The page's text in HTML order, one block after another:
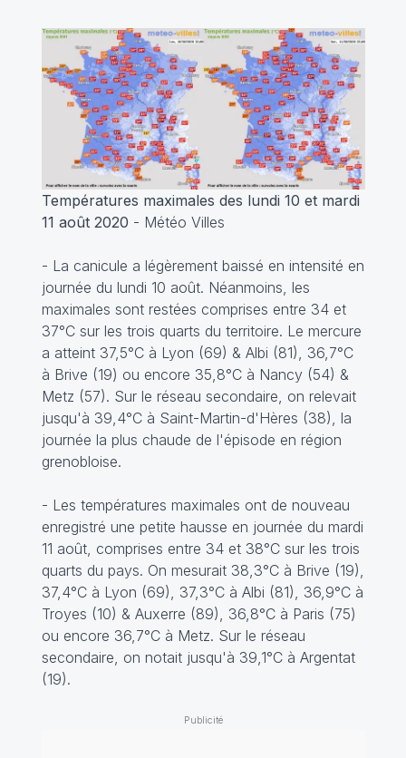
Températures maximales des lundi 10 et mardi
11 août 2020 - Météo Villes
- La canicule a légèrement baissé en intensité en
journée du lundi 10 août. Néanmoins, les
maximales sont restées comprises entre 34 et
37°C sur les trois quarts du territoire. Le mercure
a atteint 37,5°C à Lyon (69) & Albi (81), 36,7°C
à Brive (19) ou encore 35,8°C à Nancy (54) &
Metz (57). Sur le réseau secondaire, on relevait
jusqu'à 39,4°C à Saint-Martin-d'Hères (38), la
journée la plus chaude de l'épisode en région
grenobloise.
- Les températures maximales ont de nouveau
enregistré une petite hausse en journée du mardi
11 août, comprises entre 34 et 38°C sur les trois
quarts du pays. On mesurait 38,3°C à Brive (19),
37,4°C à Lyon (69), 37,3°C à Albi (81), 36,9°C à
Troyes (10) & Auxerre (89), 36,8°C à Paris (75)
ou encore 36,7°C à Metz. Sur le réseau
secondaire, on notait jusqu'à 39,1°C à Argentat
(19).